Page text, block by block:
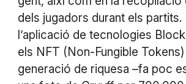
dels jugadors durant els partits.
l’aplicació de tecnologies
els NFT (Non-Fungible
generació de riquesa –fa poc